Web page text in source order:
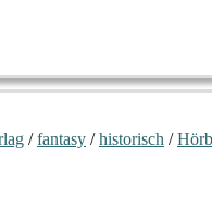
/fantasy /historisch /